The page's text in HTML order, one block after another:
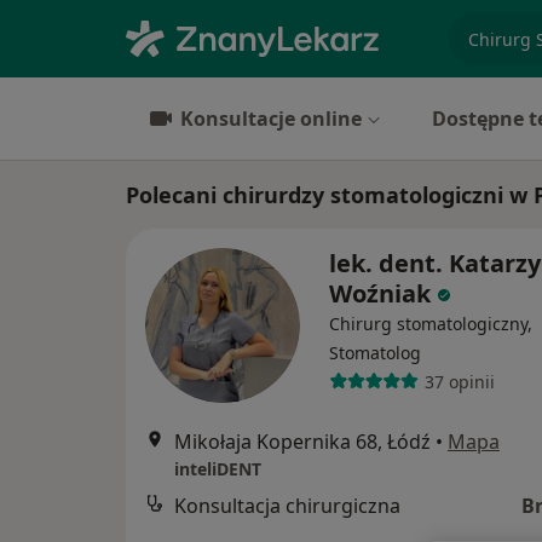
Konsultacje online Dostępne
Polecani chirurdzy stomatologiczni w
lek. dent.
Woźniak
Chirurg stomatologiczny,
Stomatolog
37 opinii
Mikołaja Kopernika 68, Łódź • Mapa
inteliDENT
Konsultacja chirurgiczna